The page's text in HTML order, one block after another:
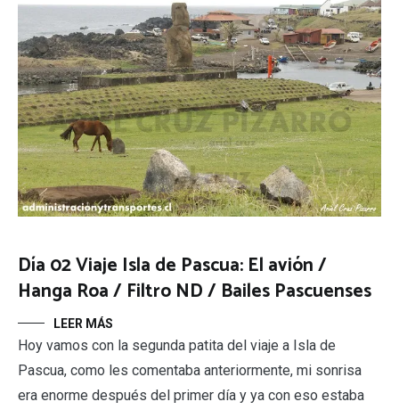
Día 02 Viaje Isla de Pascua: El avión /
Hanga Roa / Filtro ND / Bailes Pascuenses
LEER MÁS
Hoy vamos con la segunda patita del viaje a Isla de
Pascua, como les comentaba anteriormente, mi sonrisa
era enorme después del primer día y ya con eso estaba